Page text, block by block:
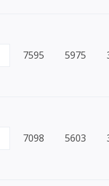
7595 5975
7098 5603